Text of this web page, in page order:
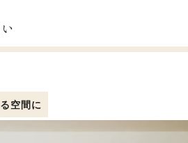
空間に